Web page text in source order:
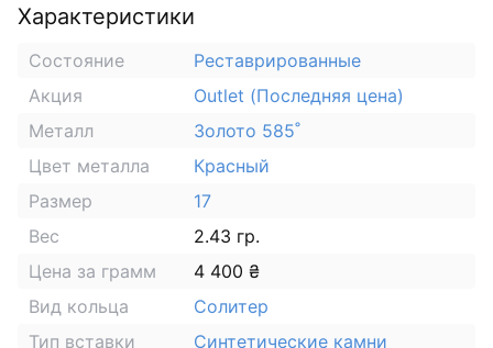
Характеристики
Состояние
Реставрированные
Акция
Outlet (Последняя цена)
Металл
Золото 585˚
Цвет металла
Красный
Размер
17
Вес
2.43 гр.
Цена за грамм
4 400 ₴
Вид кольца
Солитер
Тип вставки
Синтетические камни